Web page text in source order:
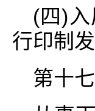
(四)
行印制发
第十